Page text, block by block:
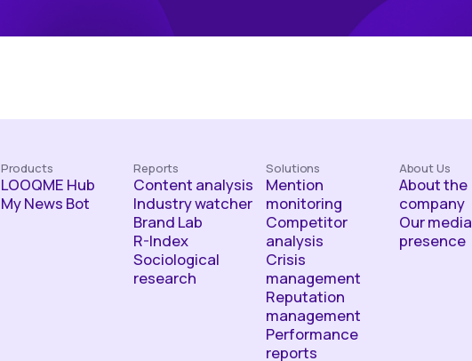
Products
LOOQME Hub
My News Bot
Reports
Content analysis
Industry watcher
Brand Lab
R-Index
Sociological
research
Solutions
Mention
monitoring
Competitor
analysis
Crisis
management
Reputation
management
Performance
reports
About Us
About the
company
Our media
presence